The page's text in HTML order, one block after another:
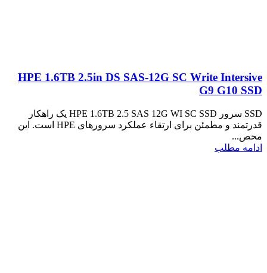
HPE 1.6TB 2.5in DS SAS-12G SC Write Intersive
G9 G10 SSD
SSD سرور HPE 1.6TB 2.5 SAS 12G WI SC SSD یک راهکار
قدرتمند و مطمئن برای ارتقاء عملکرد سرورهای HPE است. این
محص...
ادامه مطلب